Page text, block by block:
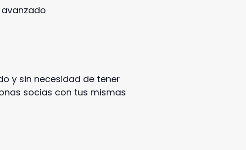
y sin necesidad de tener
socias con tus mismas